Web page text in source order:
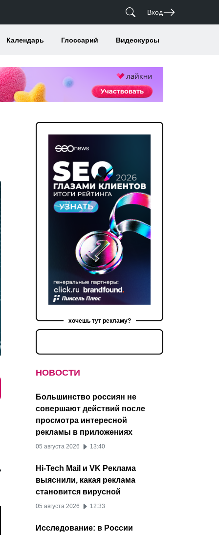
Вход
Календарь Глоссарий Видеокурсы
хочешь тут рекламу?
НОВОСТИ
Большинство россиян не
совершают действий после
просмотра интересной
рекламы в приложениях
05 августа 2026 13:40
Hi-Tech Mail и VK Реклама
выяснили, какая реклама
становится вирусной
05 августа 2026 12:33
Исследование: в России